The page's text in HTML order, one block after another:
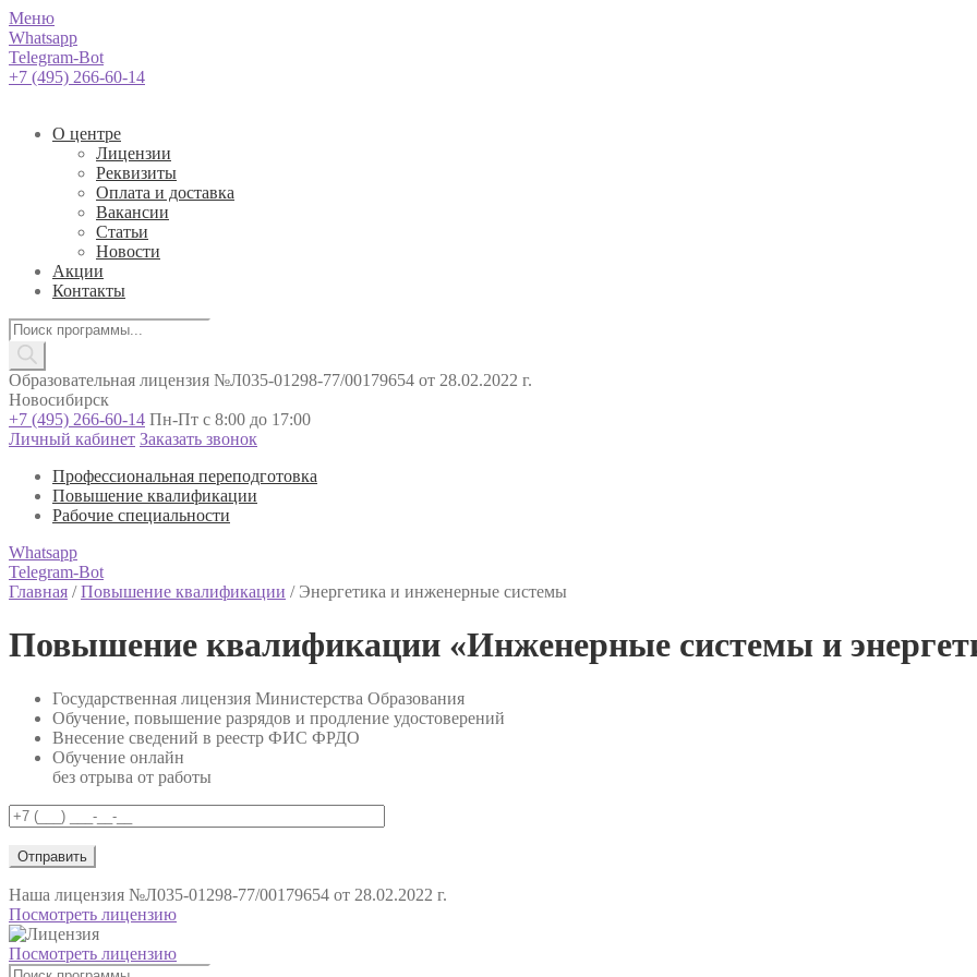
Меню
Whatsapp
Telegram-Bot
+7 (495) 266-60-14
О центре
Лицензии
Реквизиты
Оплата и доставка
Вакансии
Статьи
Новости
Акции
Контакты
Поиск
товаров
Образовательная лицензия №Л035-01298-77/00179654 от 28.02.2022 г.
Новосибирск
+7 (495) 266-60-14 Пн-Пт с 8:00 до 17:00
Личный кабинет Заказать звонок
Профессиональная переподготовка
Повышение квалификации
Рабочие специальности
Whatsapp
Telegram-Bot
Главная /Повышение квалификации / Энергетика и инженерные системы
Повышение квалификации «Инженерные системы и
Государственная лицензия Министерства Образования
Обучение, повышение разрядов и продление удостоверений
Внесение сведений в реестр ФИС ФРДО
Обучение онлайн
без отрыва от работы
Наша лицензия №Л035-01298-77/00179654 от 28.02.2022 г.
Посмотреть лицензию
Посмотреть лицензию
Поиск